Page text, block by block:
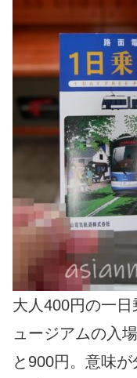
大人400円の一日
ュージアムの入
と900円。意味